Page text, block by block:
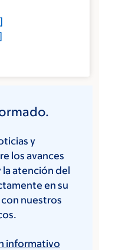
]
y
los avances
la atención del
en su
nuestros
informativo